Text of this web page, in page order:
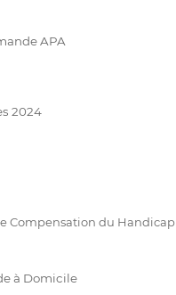
APA
2024
Compensation du Handicap
à Domicile